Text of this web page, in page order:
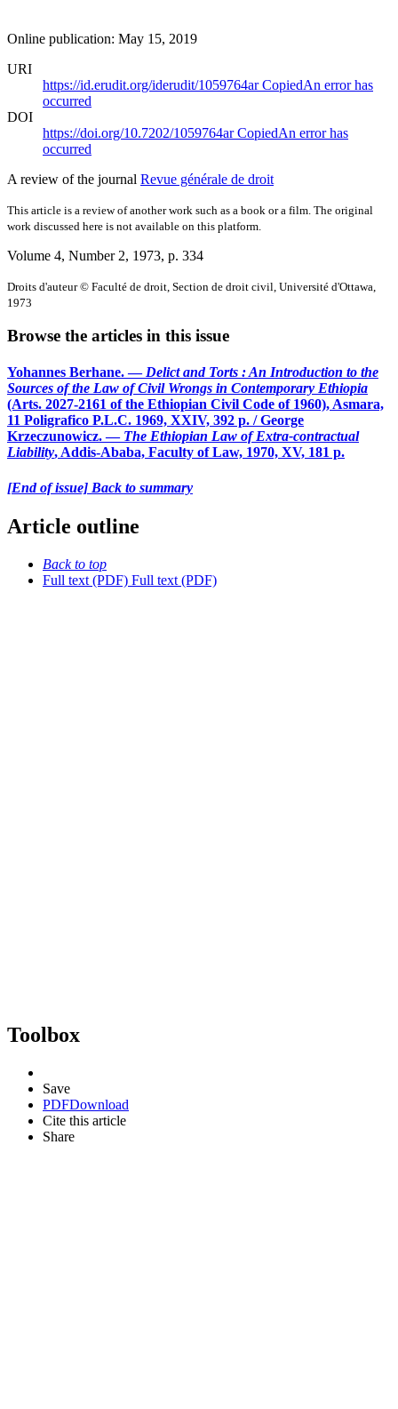
Online publication: May 15, 2019
URI
https://id.erudit.org/iderudit/1059764arCopiedAn error has
occurred
DOI
https://doi.org/10.7202/1059764arCopiedAn error has
occurred
A review of the journal Revue générale de droit
This article is a review of another work such as a book or a film. The original
work discussed here is not available on this platform.
Volume 4, Number 2, 1973, p. 334
Droits d'auteur © Faculté de droit, Section de droit civil, Université d'Ottawa,
1973
Browse the articles in this issue
Yohannes Berhane. —Delict and Torts : An Introduction to the
Sources of the Law of Civil Wrongs in Contemporary Ethiopia
(Arts. 2027-2161 of the Ethiopian Civil Code of 1960), Asmara,
11 Poligrafico P.L.C. 1969, XXIV, 392 p. / George
Krzeczunowicz. — The Ethiopian Law of Extra-contractual
Liability, Addis-Ababa, Faculty of Law, 1970, XV, 181 p.
[End of issue] Back to summary
Article outline
Back to top
Full text (PDF) Full text (PDF)
Toolbox
Save
PDFDownload
Cite this article
Share